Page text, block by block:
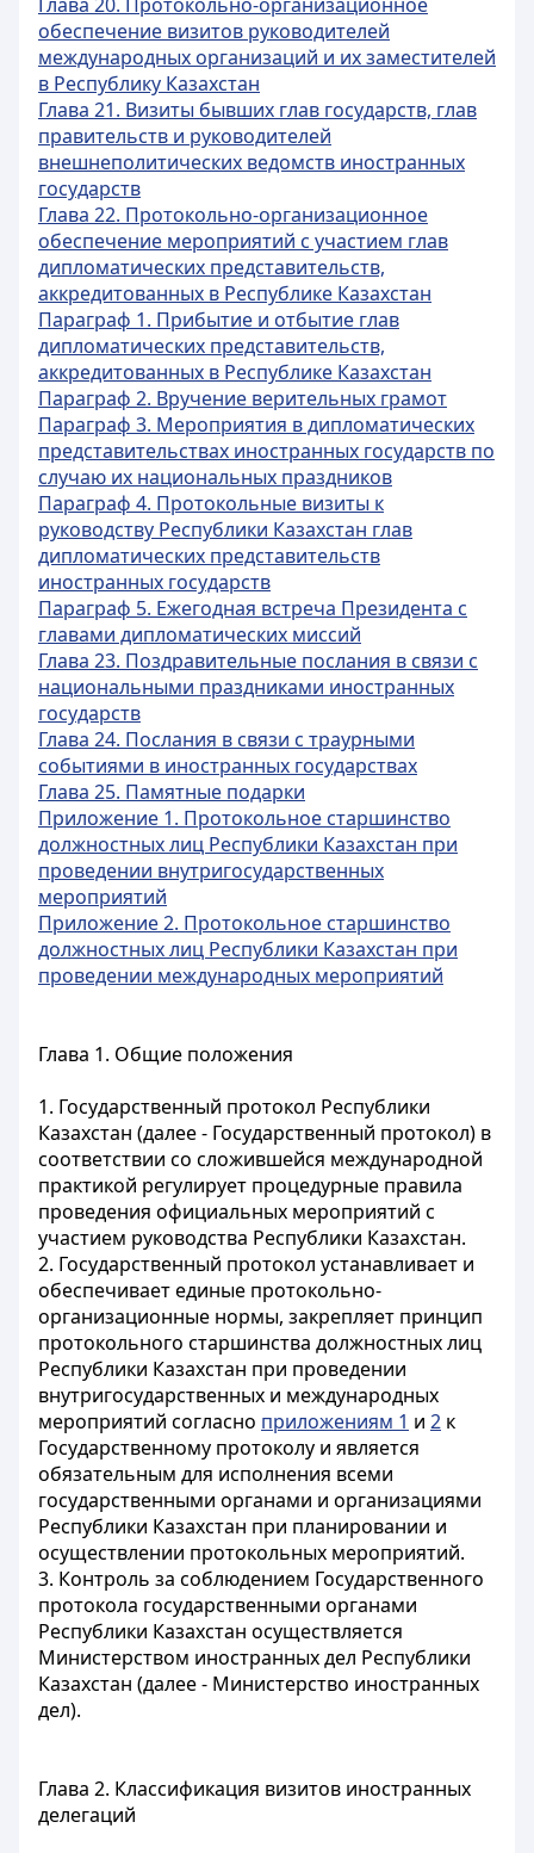
обеспечение визитов руководителей
международных организаций и их заместителей
в Республику Казахстан
Глава 21. Визиты бывших глав государств, глав
правительств и руководителей
внешнеполитических ведомств иностранных
государств
Глава 22. Протокольно-организационное
обеспечение мероприятий с участием глав
дипломатических представительств,
аккредитованных в Республике Казахстан
Параграф 1. Прибытие и отбытие глав
дипломатических представительств,
аккредитованных в Республике Казахстан
Параграф 2. Вручение верительных грамот
Параграф 3. Мероприятия в дипломатических
представительствах иностранных государств по
случаю их национальных праздников
Параграф 4. Протокольные визиты к
руководству Республики Казахстан глав
дипломатических представительств
иностранных государств
Параграф 5. Ежегодная встреча Президента с
главами дипломатических миссий
Глава 23. Поздравительные послания в связи с
национальными праздниками иностранных
государств
Глава 24. Послания в связи с траурными
событиями в иностранных государствах
Глава 25. Памятные подарки
Приложение 1. Протокольное старшинство
должностных лиц Республики Казахстан при
проведении внутригосударственных
мероприятий
Приложение 2. Протокольное старшинство
должностных лиц Республики Казахстан при
проведении международных мероприятий
Глава 1. Общие положения
1. Государственный протокол Республики
Казахстан (далее - Государственный протокол) в
соответствии со сложившейся международной
практикой регулирует процедурные правила
проведения официальных мероприятий с
участием руководства Республики Казахстан.
2. Государственный протокол устанавливает и
обеспечивает единые протокольно-
организационные нормы, закрепляет принцип
протокольного старшинства должностных лиц
Республики Казахстан при проведении
внутригосударственных и международных
мероприятий согласно приложениям 1 и 2 к
Государственному протоколу и является
обязательным для исполнения всеми
государственными органами и организациями
Республики Казахстан при планировании и
осуществлении протокольных мероприятий.
3. Контроль за соблюдением Государственного
протокола государственными органами
Республики Казахстан осуществляется
Министерством иностранных дел Республики
Казахстан (далее - Министерство иностранных
дел).
Глава 2. Классификация визитов иностранных
делегаций